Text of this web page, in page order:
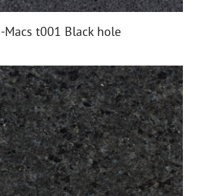
Macs t001 Black hole